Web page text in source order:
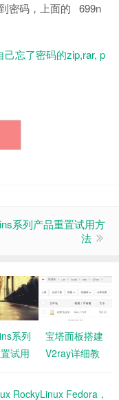
密码，上面的 699n
己忘了密码的zip,rar, p
系列产品重置试用方
法
系列
试用
宝塔面板搭建
V2ray详细教
RockyLinux Fedora，